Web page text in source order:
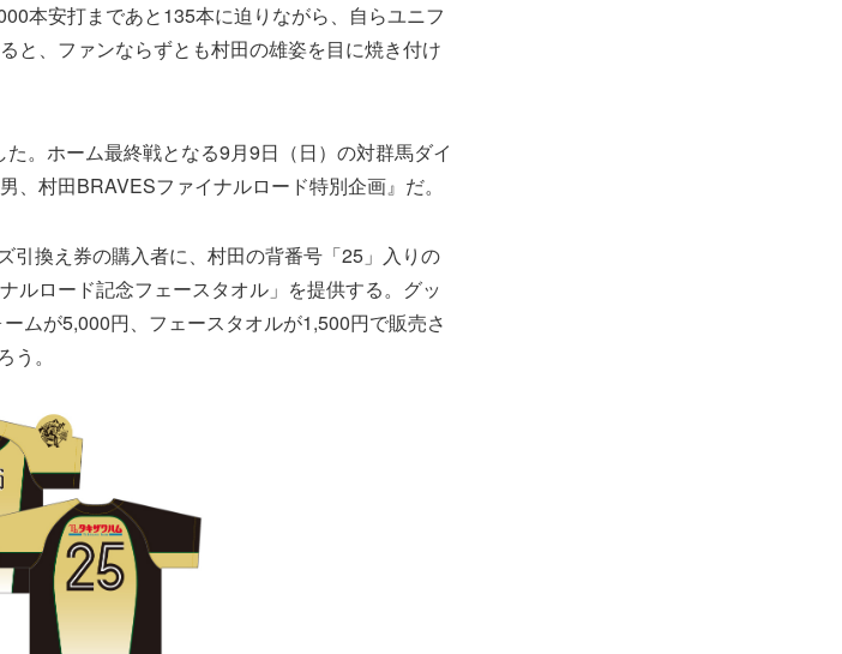
本安打まであと135本に迫りながら、自らユニフ
と、ファンならずとも村田の雄姿を目に焼き付け
。ホーム最終戦となる9月9日（日）の対群馬ダイ
村田BRAVESファイナルロード特別企画』だ。
引換え券の購入者に、村田の背番号「25」入りの
ルロード記念フェースタオル」を提供する。グッ
ムが5,000円、フェースタオルが1,500円で販売さ
う。